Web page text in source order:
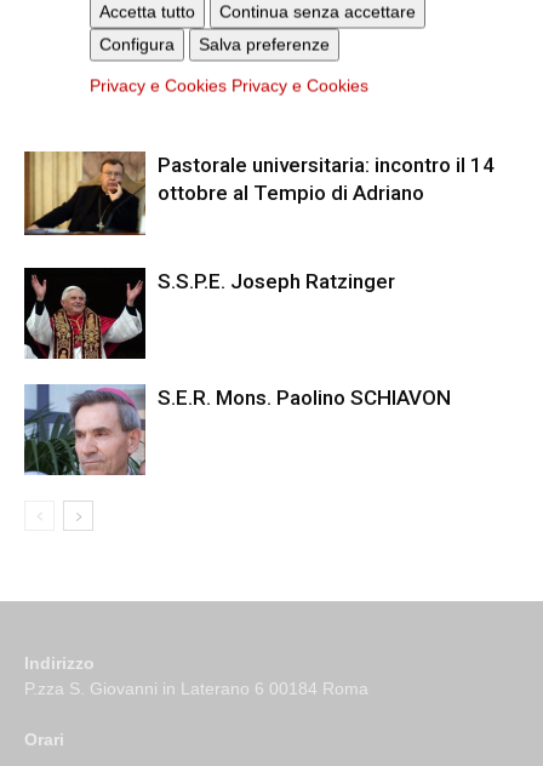
Accetta tutto
Continua senza accettare
Configura
Salva preferenze
Privacy e Cookies Privacy e Cookies
Giornata diocesana delle Famiglie
2024
Pastorale universitaria: incontro il 14
ottobre al Tempio di Adriano
S.S.P.E. Joseph Ratzinger
S.E.R. Mons. Paolino SCHIAVON
Indirizzo
P.zza S. Giovanni in Laterano 6 00184 Roma
Orari